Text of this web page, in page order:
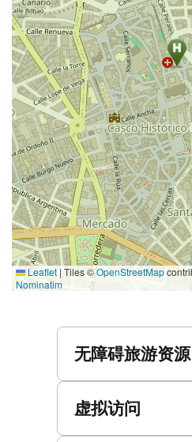
Leaflet | Tiles ©OpenStreetMap
Nominatim
无障碍旅游资源
虚拟访问